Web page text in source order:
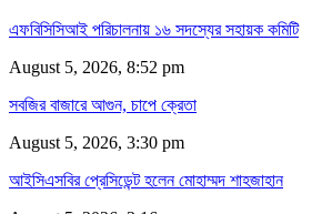
এফবিসিসিআই পরিচালনায় ১৬ সদস্যের সহায়ক কমিটি
August 5, 2026, 8:52 pm
সবজির বাজারে আগুন, চাপে ক্রেতা
August 5, 2026, 3:30 pm
আইসিএসবির প্রেসিডেন্ট হলেন মোহাম্মদ শাহজাহান